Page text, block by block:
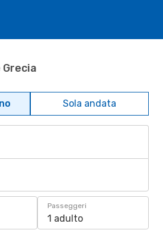
Sola andata
Passeggeri
1 adulto